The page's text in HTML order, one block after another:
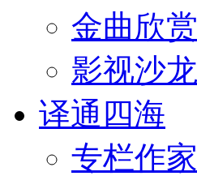
金曲欣赏
影视沙龙
译通四海
专栏作家